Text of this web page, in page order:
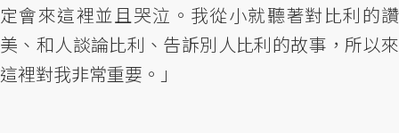
定會來這裡並且哭泣。我從小就聽著對比利的讚
美、和人談論比利、告訴別人比利的故事，所以來
這裡對我非常重要。」